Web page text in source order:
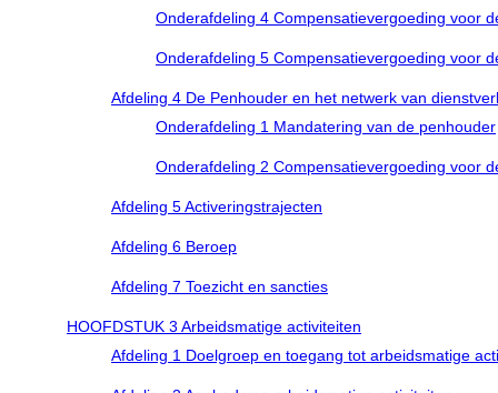
Onderafdeling 4 Compensatievergoeding voor
Onderafdeling 5 Compensatievergoeding voor
Afdeling 4 De Penhouder en het netwerk van
Onderafdeling 1 Mandatering van de penhouder
Onderafdeling 2 Compensatievergoeding voor
Afdeling 5 Activeringstrajecten
Afdeling 6 Beroep
Afdeling 7 Toezicht en sancties
HOOFDSTUK 3 Arbeidsmatige activiteiten
Afdeling 1 Doelgroep en toegang tot arbeidsmatige